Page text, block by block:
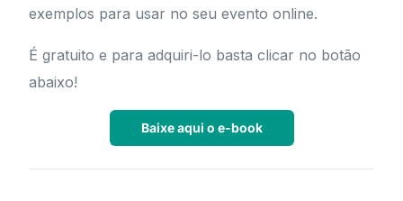
exemplos para usar no seu evento online.
É gratuito e para adquiri-lo basta clicar no botão
abaixo!
Baixe aqui o e-book